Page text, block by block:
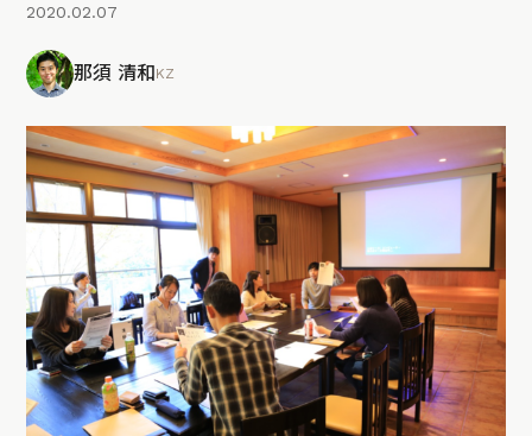
2020.02.07
那須 清和KZ